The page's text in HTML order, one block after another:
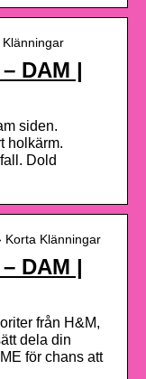
DAM |
siden.
holkärm.
Dold
Korta Klänningar
DAM |
från H&M,
dela din
för chans att